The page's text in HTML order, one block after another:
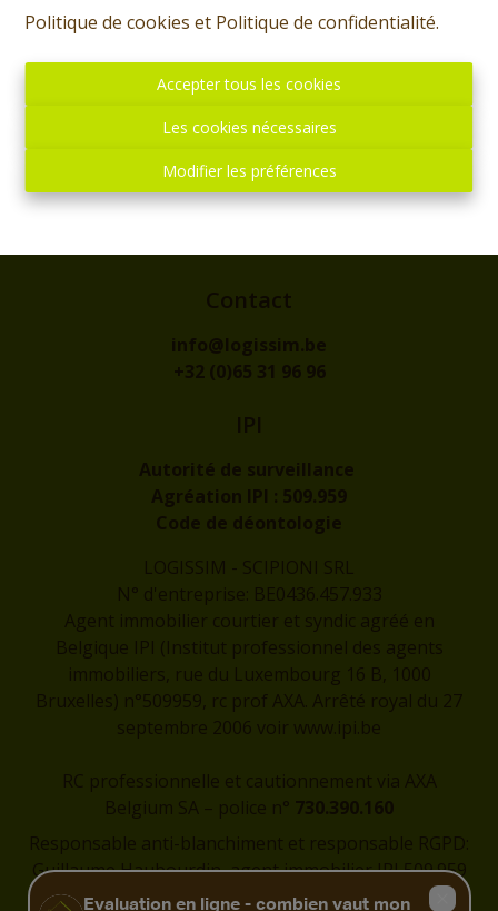
Politique de cookies et Politique de confidentialité.
Accepter tous les cookies
Les cookies nécessaires
Modifier les préférences
Adresse
Contact
info@logissim.be
+32 (0)65 31 96 96
IPI
Autorité de surveillance
Agréation IPI : 509.959
Code de déontologie
LOGISSIM - SCIPIONI SRL
N° d'entreprise: BE0436.457.933
Agent immobilier courtier et syndic agréé en
Belgique IPI (Institut professionnel des agents
immobiliers, rue du Luxembourg 16 B, 1000
Bruxelles) n°509959, rc prof AXA. Arrêté royal du 27
septembre 2006 voir www.ipi.be
RC professionnelle et cautionnement via AXA
Belgium SA – police n° 730.390.160
Responsable anti-blanchiment et responsable RGPD:
Guillaume Haubourdin, agent immobilier IPI 509.959
-guillaume@logissim.be